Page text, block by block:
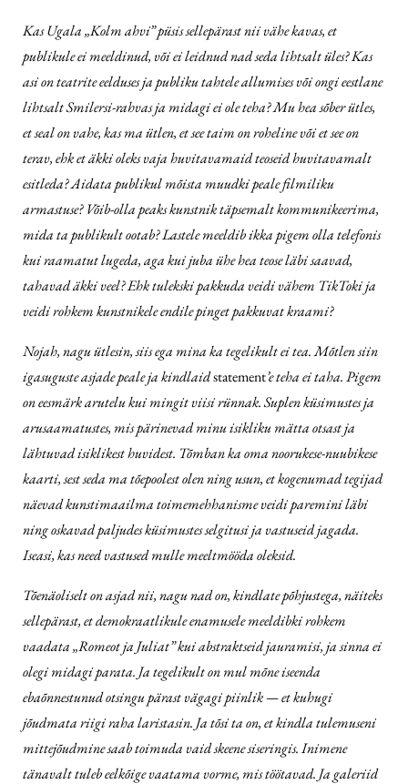
Kas Ugala „Kolm ahvi” püsis sellepärast nii vähe kavas, et
publikule ei meeldinud, või ei leidnud nad seda lihtsalt üles? Kas
asi on teatrite eelduses ja publiku tahtele allumises või ongi eestlane
lihtsalt Smilersi-rahvas ja midagi ei ole teha? Mu hea sõber ütles,
et seal on vahe, kas ma ütlen, et see taim on roheline või et see on
terav, ehk et äkki oleks vaja huvitavamaid teoseid huvitavamalt
esitleda? Aidata publikul mõista muudki peale filmiliku
armastuse? Võib-olla peaks kunstnik täpsemalt kommunikeerima,
mida ta publikult ootab? Lastele meeldib ikka pigem olla telefonis
kui raamatut lugeda, aga kui juba ühe hea teose läbi saavad,
tahavad äkki veel? Ehk tulekski pakkuda veidi vähem TikToki ja
veidi rohkem kunstnikele endile pinget pakkuvat kraami?
Nojah, nagu ütlesin, siis ega mina ka tegelikult ei tea. Mõtlen siin
igasuguste asjade peale ja kindlaidstatement’e teha ei taha. Pigem
on eesmärk arutelu kui mingit viisi rünnak. Suplen küsimustes ja
arusaamatustes, mis pärinevad minu isikliku mätta otsast ja
lähtuvad isiklikest huvidest. Tõmban ka oma noorukese-nuubikese
kaarti, sest seda ma tõepoolest olen ning usun, et kogenumad tegijad
näevad kunstimaailma toimemehhanisme veidi paremini läbi
ning oskavad paljudes küsimustes selgitusi ja vastuseid jagada.
Iseasi, kas need vastused mulle meeltmööda oleksid.
Tõenäoliselt on asjad nii, nagu nad on, kindlate põhjustega, näiteks
sellepärast, et demokraatlikule enamusele meeldibki rohkem
vaadata „Romeot ja Juliat” kui abstraktseid jauramisi, ja sinna ei
olegi midagi parata. Ja tegelikult on mul mõne iseenda
ebaõnnestunud otsingu pärast vägagi piinlik — et kuhugi
jõudmata riigi raha laristasin. Ja tõsi ta on, et kindla tulemuseni
mittejõudmine saab toimuda vaid skeene siseringis. Inimene
tänavalt tuleb eelkõige vaatama vorme, mis töötavad. Ja galeriid